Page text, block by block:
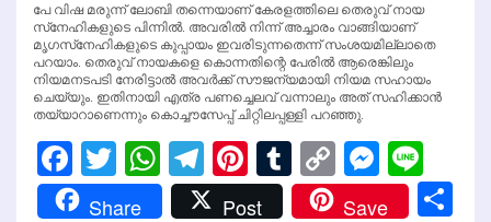
പേ വിഷ മരുന്ന് ലോബി തന്നെയാണ് കേരളത്തിലെ തെരുവ് നായ
സ്‌നേഹികളുടെ പിന്നില്‍. അവരില്‍ നിന്ന് അച്ചാരം വാങ്ങിയാണ്
മൃഗസ്‌നേഹികളുടെ കുപ്പായം ഇവരിടുന്നതെന്ന് സംശയമില്ലാതെ
പറയാം. തെരുവ് നായകളെ കൊന്നതിന്റെ പേരില്‍ ആരെങ്കിലും
നിയമനടപടി നേരിട്ടാല്‍ അവര്‍ക്ക് സൗജന്യമായി നിയമ സഹായം
ചെയ്യും. ഇതിനായി എത്ര പണച്ചെലവ് വന്നാലും അത് സഹിക്കാന്‍
തയ്യാറാണെന്നും കൊച്ചൗസേപ്പ് ചിറ്റിലപ്പള്ളി പറഞ്ഞു.
Facebook
Twitter
WhatsApp
Telegram
Pinterest
Tumblr
Copy
Link
Share Post Save